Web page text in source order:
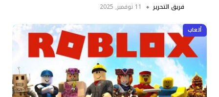
فريق التحرير 11 نوفمبر, 2025
ألعاب